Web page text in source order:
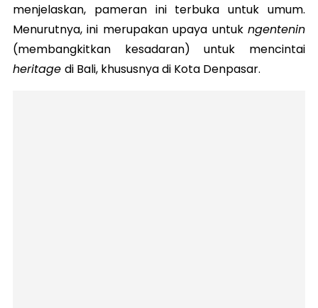
menjelaskan, pameran ini terbuka untuk umum.
Menurutnya, ini merupakan upaya untuk ngentenin
(membangkitkan kesadaran) untuk mencintai
heritage di Bali, khususnya di Kota Denpasar.